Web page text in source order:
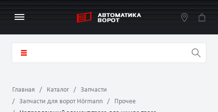
Главная Каталог
Запчасти
Запчасти для ворот Hörmann
Прочее